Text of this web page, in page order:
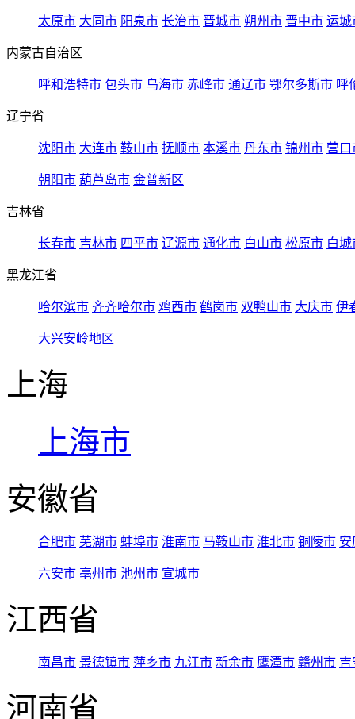
太原市 大同市 阳泉市 长治市 晋城市 朔州市 晋中市 运城
内蒙古自治区
呼和浩特市 包头市 乌海市 赤峰市 通辽市 鄂尔多斯市 呼
辽宁省
沈阳市 大连市 鞍山市 抚顺市 本溪市 丹东市 锦州市 营口
朝阳市 葫芦岛市 金普新区
吉林省
长春市 吉林市 四平市 辽源市 通化市 白山市 松原市 白城
黑龙江省
哈尔滨市 齐齐哈尔市 鸡西市 鹤岗市 双鸭山市 大庆市 伊
大兴安岭地区
上海
上海市
安徽省
合肥市 芜湖市 蚌埠市 淮南市 马鞍山市 淮北市 铜陵市 安
六安市 亳州市 池州市 宣城市
江西省
南昌市 景德镇市 萍乡市 九江市 新余市 鹰潭市 赣州市 吉
河南省